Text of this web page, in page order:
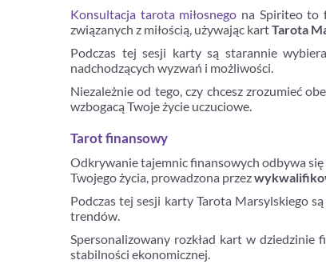
Konsultacja tarota miłosnego na Spiriteo to
związanych z miłością, używając kartTarota
Podczas tej sesji karty są starannie
nadchodzących wyzwań i możliwości.
Niezależnie od tego, czy chcesz zrozumieć
wzbogacą Twoje życie uczuciowe.
Tarot finansowy
Odkrywanie tajemnic finansowych odbywa
Twojego życia, prowadzona przez
Podczas tej sesji karty Tarota Marsylskiego
trendów.
Spersonalizowany rozkład kart w
stabilności ekonomicznej.